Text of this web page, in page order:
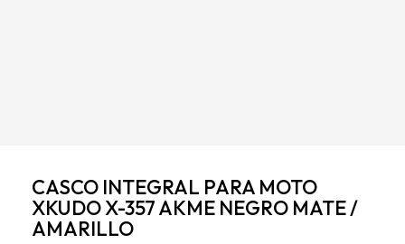
CASCO INTEGRAL PARA MOTO
XKUDO X-357 AKME NEGRO MATE /
AMARILLO